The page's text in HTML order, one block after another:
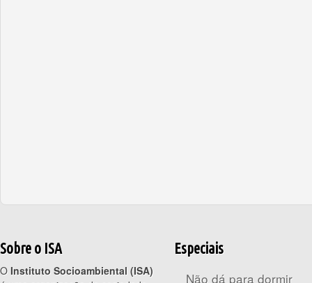
Sobre o ISA
O Instituto Socioambiental (ISA)
Especiais
Não dá para dormir